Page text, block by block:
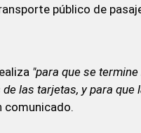
público de
"para que se
las tarjetas, y para
comunicado.